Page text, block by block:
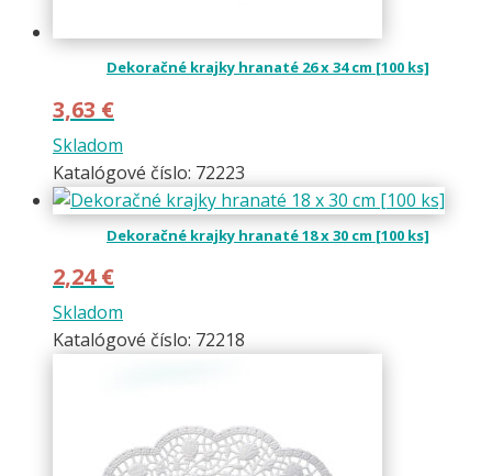
Dekoračné krajky hranaté 26 x 34 cm [100 ks]
3,63 €
Skladom
Katalógové číslo: 72223
Dekoračné krajky hranaté 18 x 30 cm [100 ks]
2,24€
Skladom
Katalógové číslo: 72218